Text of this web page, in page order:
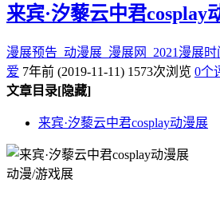
来宾·汐藜云中君cosplay
漫展预告_动漫展_漫展网_2021漫展
爱 7年前 (2019-11-11) 1573次浏览 0个
文章目录[隐藏]
来宾·汐藜云中君cosplay动漫展
动漫/游戏展